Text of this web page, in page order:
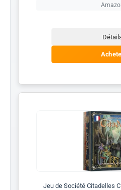
Jeu de Société Citadelles